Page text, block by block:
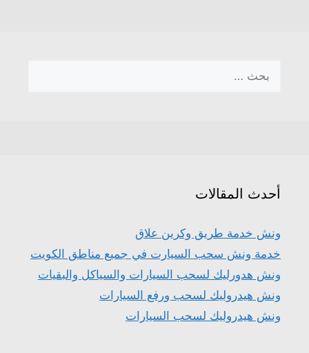
عن:
أحدث المقالات
ونش خدمة طريق وكرين علاق
خدمة ونش سحب السيارت في جميع مناطق الكويت
ونش هدورليك لسحب السيارات والسياكل والبقيات
ونش هيدروليك لسحب ورفع السيارات
ونش هيدروليك لسحب السيارات